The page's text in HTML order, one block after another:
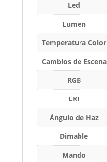
Led
Lumen
Temperatura Color
Cambios de Escena
RGB
CRI
Ángulo de Haz
Dimable
Mando